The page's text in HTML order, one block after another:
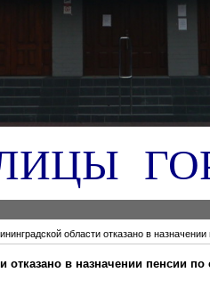
области отказано в
отказано в назначении пенсии по